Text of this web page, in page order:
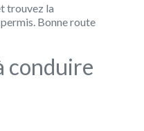
trouvez la
Bonne route
conduire